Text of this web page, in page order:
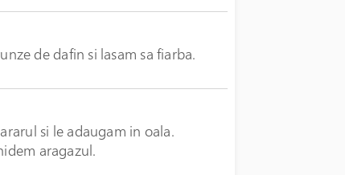
de dafin si lasam sa fiarba.
si le adaugam in oala.
aragazul.